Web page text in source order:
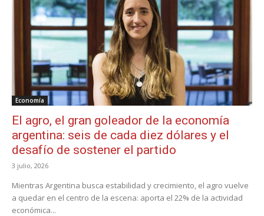
Economía
El agro, el gran goleador de la economía
argentina: seis de cada diez dólares y el
desafío de sostener el partido
3 julio, 2026
Mientras Argentina busca estabilidad y crecimiento, el agro vuelve
a quedar en el centro de la escena: aporta el 22% de la actividad
económica...